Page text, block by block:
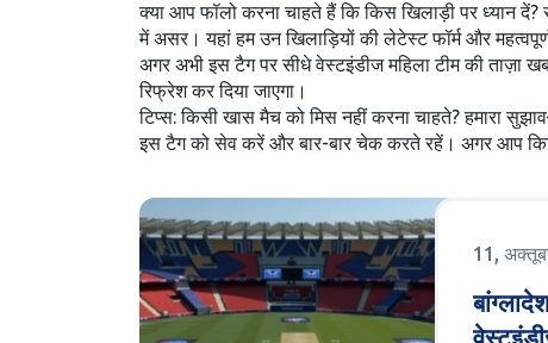
क्या आप फॉलो करना चाहते हैं कि किस खिलाड़ी पर ध्यान
में असर। यहां हम उन खिलाड़ियों की लेटेस्ट फॉर्म और महत्वपूर्ण
अगर अभी इस टैग पर सीधे वेस्टइंडीज महिला टीम की ताज़ा
रिफ्रेश कर दिया जाएगा।
टिप्स: किसी खास मैच को मिस नहीं करना चाहते? हमारा
इस टैग को सेव करें और बार-बार चेक करते रहें। अगर आप
11,